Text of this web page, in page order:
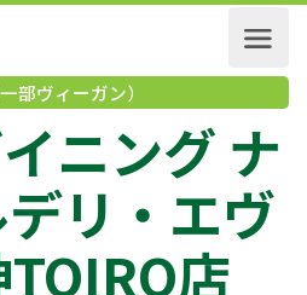
一部ヴィーガン）
イニング
デリ・エ